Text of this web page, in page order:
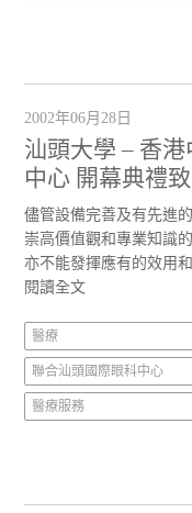
2002年06月28日
汕頭大學 – 香
中心 開幕典禮
儘管設備完善及有先進
崇高價值觀和專業知識
亦不能發揮應有的效用
閱讀全文
醫療
聯合汕頭國際眼科中心
醫療服務